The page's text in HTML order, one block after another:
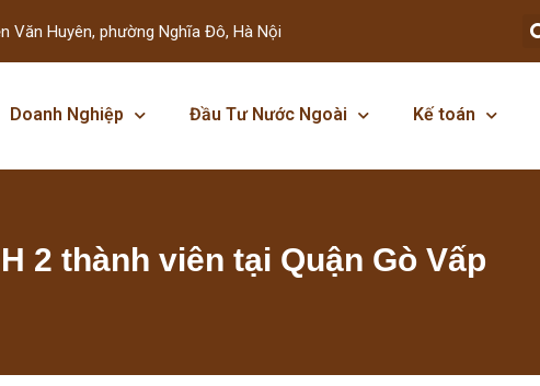
Văn Huyên, phường Nghĩa Đô, Hà Nội
Doanh Nghiệp Đầu Tư Nước Ngoài Kế toán
2 thành viên tại Quận Gò Vấp